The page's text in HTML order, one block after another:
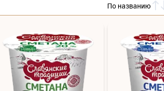
По названию